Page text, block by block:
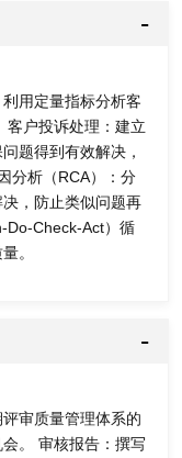
用定量指标分析客
客户投诉处理：建立
题得到有效解决，
分析（RCA）：分
，防止类似问题再
Do-Check-Act）循
。
审质量管理体系的
。 审核报告：撰写